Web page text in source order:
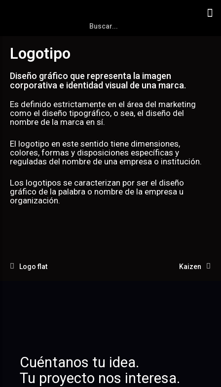
Logotipo
Diseño gráfico que representa la imagen
corporativa e identidad visual de una marca.
Es definido estrictamente en el área del marketing
como el diseño tipográfico, o sea, el diseño del
nombre de la marca en sí.
El logotipo en este sentido tiene dimensiones,
colores, formas y disposiciones específicas y
reguladas del nombre de una empresa o institución.
Los logotipos se caracterizan por ser el diseño
gráfico de la palabra o nombre de la empresa u
organización.
Logo flat Kaizen
Cuéntanos tu idea.
Tu proyecto nos interesa.